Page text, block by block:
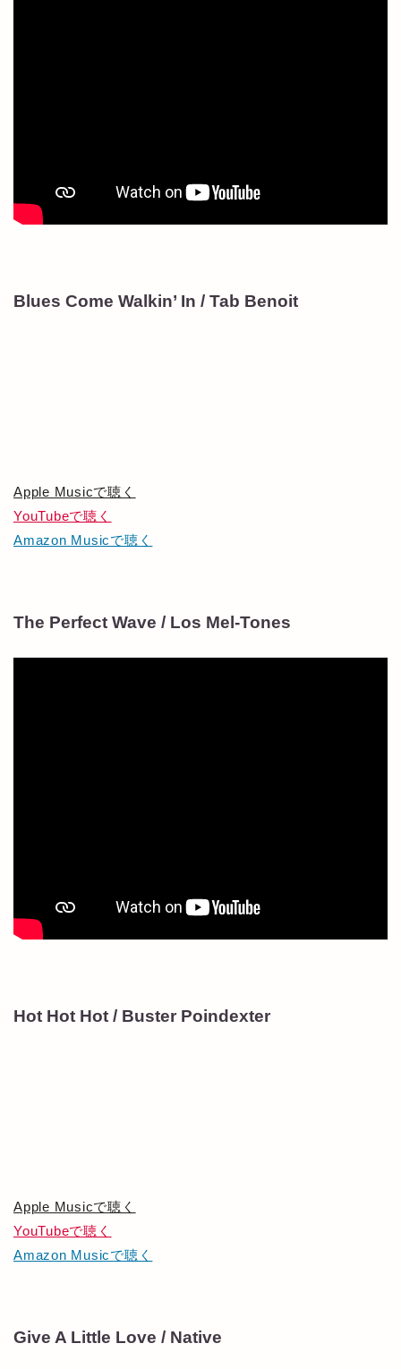
Blues Come Walkin’ In / Tab Benoit
Apple Musicで聴く
YouTubeで聴く
Amazon Musicで聴く
The Perfect Wave / Los Mel-Tones
Hot Hot Hot / Buster Poindexter
Apple Musicで聴く
YouTubeで聴く
Amazon Musicで聴く
Give A Little Love / Native